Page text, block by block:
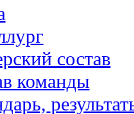
состав
команды